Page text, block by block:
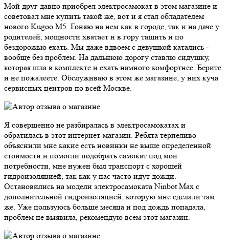
Мой друг давно приобрел электросамокат в этом магазине и
советовал мне купить такой же, вот и я стал обладателем
нового Kugoo M5. Гоняю на нем как в городе, так и на даче у
родителей, мощности хватает и в гору тащить и по
бездорожью ехать. Мы даже вдвоем с девушкой катались -
вообще без проблем. На дальнюю дорогу ставлю сидушку,
которая шла в комплекте и ехать намного комфортнее. Берите
и не пожалеете. Обслуживаю в этом же магазине, у них куча
сервисных центров по всей Москве.
Я совершенно не разбиралась в электросамокатах и
обратилась в этот интернет-магазин. Ребята терпеливо
объяснили мне какие есть новинки не выше определенной
стоимости и помогли подобрать самокат под мои
потребности, мне нужен был транспорт с хорошей
гидроизоляцией, так как у нас часто идут дожди.
Остановились на модели электросамоката Ninbot Max с
дополнительной гидроизоляцией, которую мне сделали там
же. Уже пользуюсь больше месяца и под дождь попадала,
проблем не выявила, рекомендую всем этот магазин.